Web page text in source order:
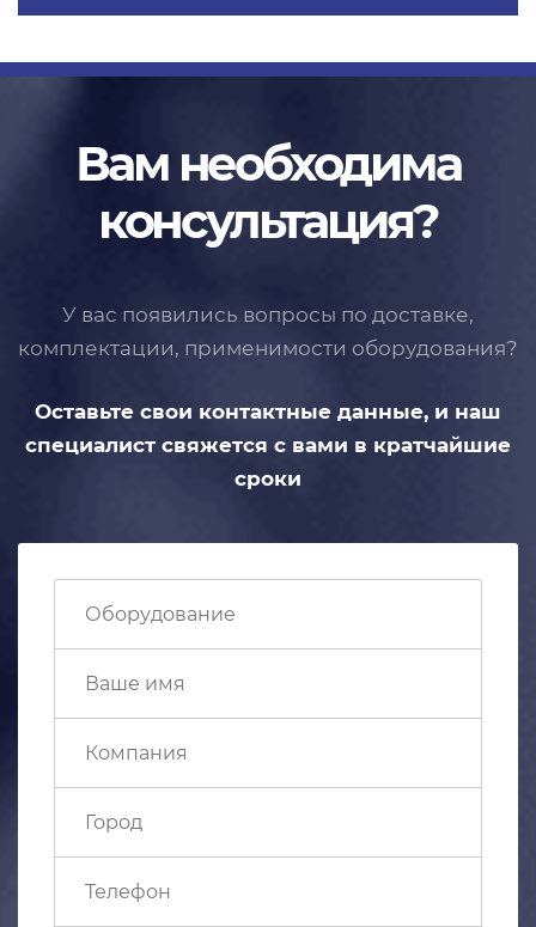
Вам необходима
консультация?
У вас появились вопросы по доставке,
комплектации, применимости оборудования?
Оставьте свои контактные данные, и наш
специалист свяжется с вами в кратчайшие
сроки